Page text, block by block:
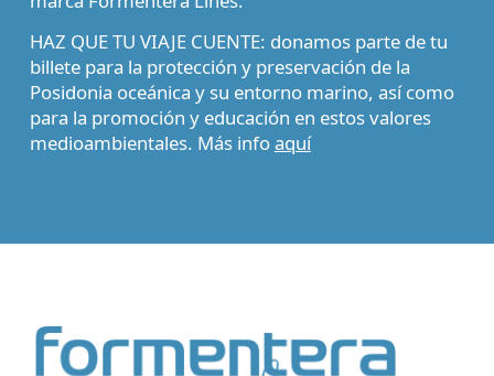
HAZ QUE TU VIAJE CUENTE: donamos parte de tu
billetepara la protección y preservación de la
Posidonia oceánica y su entorno marino, así como
para la promoción y educación en estos valores
medioambientales. Más infoaquí